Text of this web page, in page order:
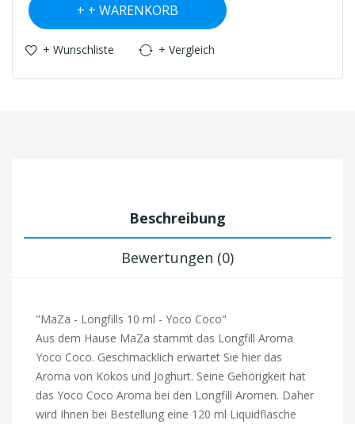
+ WARENKORB
+ Wunschliste + Vergleich
Beschreibung
Bewertungen (0)
"MaZa - Longfills 10 ml - Yoco Coco"
Aus dem Hause MaZa stammt das Longfill Aroma
Yoco Coco. Geschmacklich erwartet Sie hier das
Aroma von Kokos und Joghurt. Seine Gehörigkeit hat
das Yoco Coco Aroma bei den Longfill Aromen. Daher
wird Ihnen bei Bestellung eine 120 ml Liquidflasche